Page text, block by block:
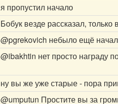
я пропустил начало
Бобук везде рассказал,
@pgrekovich небыло ещё
@ibakhtin нет просто награду
ну вы же уже старые - пора
@umputun Простите вы за